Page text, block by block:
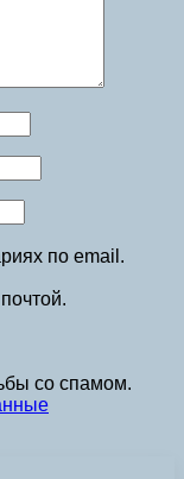
по email.
со спамом.